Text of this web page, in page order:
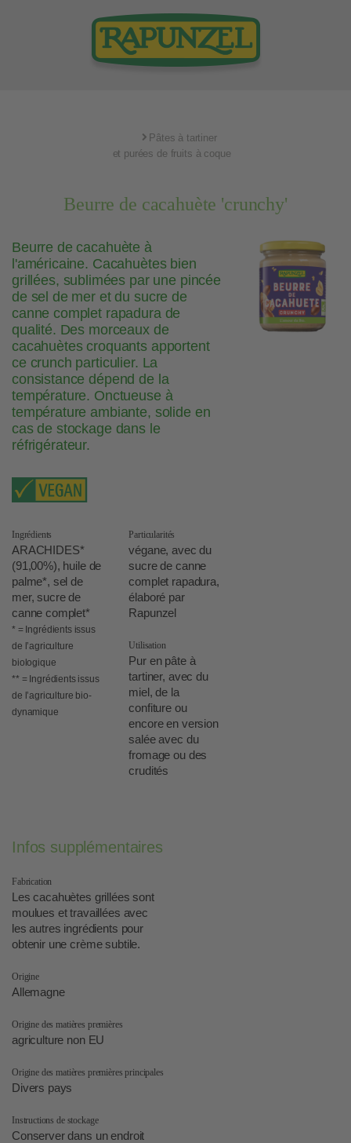
Pâtes à tartiner
et purées de fruits à coque
Beurre de cacahuète 'crunchy'
Beurre de cacahuète à
l'américaine. Cacahuètes bien
grillées, sublimées par une pincée
de sel de mer et du sucre de
canne complet rapadura de
qualité. Des morceaux de
cacahuètes croquants apportent
ce crunch particulier. La
consistance dépend de la
température. Onctueuse à
température ambiante, solide en
cas de stockage dans le
réfrigérateur.
Ingrédients
ARACHIDES*
(91,00%), huile de
palme*, sel de
mer, sucre de
canne complet*
* = Ingrédients issus
de l’agriculture
biologique
** = Ingrédients issus
de l’agriculture bio-
dynamique
Particularités
végane, avec du
sucre de canne
complet rapadura,
élaboré par
Rapunzel
Utilisation
Pur en pâte à
tartiner, avec du
miel, de la
confiture ou
encore en version
salée avec du
fromage ou des
crudités
Infos supplémentaires
Fabrication
Les cacahuètes grillées sont
moulues et travaillées avec
les autres ingrédients pour
obtenir une crème subtile.
Origine
Allemagne
Origine des matières premières
agriculture non EU
Origine des matières premières principales
Divers pays
Instructions de stockage
Conserver dans un endroit